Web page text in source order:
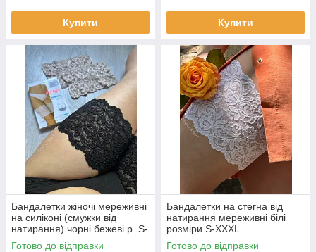
Купити Купити
Бандалетки жіночі мереживні
на силіконі (смужки від
натирання) чорні бежеві р. S-
XXXL
Готово до відправки
Бандалетки на стегна від
натирання мереживні білі
розміри S-XXXL
Готово до відправки